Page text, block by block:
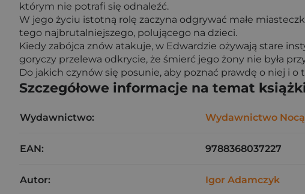
którym nie potrafi się odnaleźć.
W jego życiu istotną rolę zaczyna odgrywać małe
tego najbrutalniejszego, polującego na dzieci.
Kiedy zabójca znów atakuje, w Edwardzie ożywają stare
goryczy przelewa odkrycie, że śmierć jego żony nie była
Do jakich czynów się posunie, aby poznać prawdę o niej i
Szczegółowe informacje na temat
Wydawnictwo: Wydawnictwo Nocą
EAN: 9788368037227
Autor: Igor Adamczyk